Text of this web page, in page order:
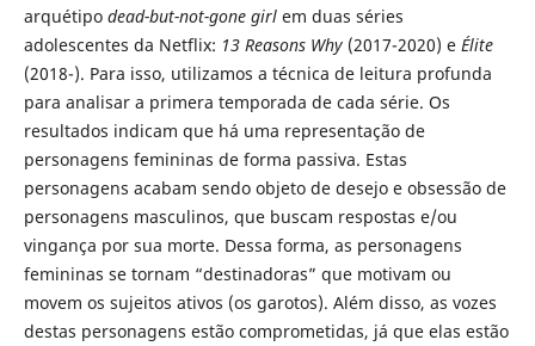
arquétipo dead-but-not-gone girl em duas séries
adolescentes da Netflix: 13 Reasons Why(2017-2020) e Élite
(2018-). Para isso, utilizamos a técnica de leitura profunda
para analisar a primera temporada de cada série. Os
resultados indicam que há uma representação de
personagens femininas de forma passiva. Estas
personagens acabam sendo objeto de desejo e obsessão de
personagens masculinos, que buscam respostas e/ou
vingança por sua morte. Dessa forma, as personagens
femininas se tornam “destinadoras” que motivam ou
movem os sujeitos ativos (os garotos). Além disso, as vozes
destas personagens estão comprometidas, já que elas estão